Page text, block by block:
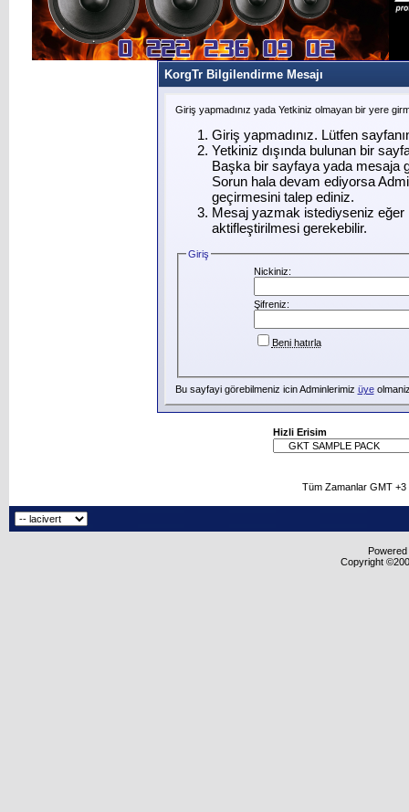
KorgTr Bilgilendirme Mesajı
Giriş yapmadınız yada Yetkiniz olmayan bir yere
Giriş yapmadınız. Lütfen
Yetkiniz dışında bulunan bir
Başka bir sayfaya yada mesaja
Sorun hala devam ediyorsa
geçirmesini talep ediniz.
Mesaj yazmak istediyseniz eğer
aktifleştirilmesi gerekebilir.
Giriş
Nickiniz:
Şifreniz:
Beni hatırla
Bu sayfayi görebilmeniz icin Adminlerimiz üye
Hizli Erisim
Tüm Zamanlar GMT
Copyright